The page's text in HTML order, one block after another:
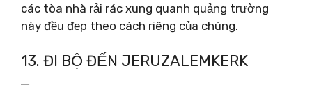
các tòa nhà rải rác xung quanh quảng trường
này đều đẹp theo cách riêng của chúng.
13. ĐI BỘ ĐẾN JERUZALEMKERK